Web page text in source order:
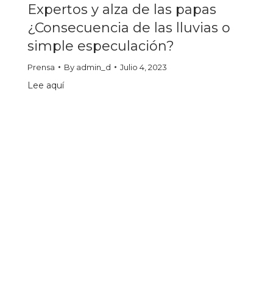
Expertos y alza de las papas
¿Consecuencia de las lluvias o
simple especulación?
Prensa By admin_d Julio 4, 2023
Lee aquí